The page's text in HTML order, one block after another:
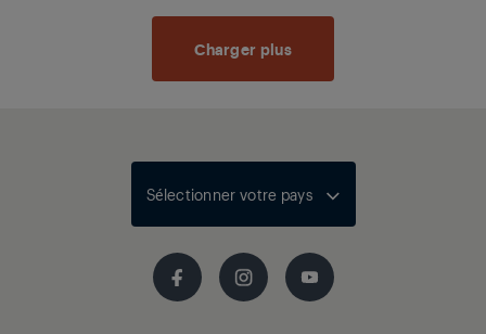
Charger plus
Sélectionner votre pays